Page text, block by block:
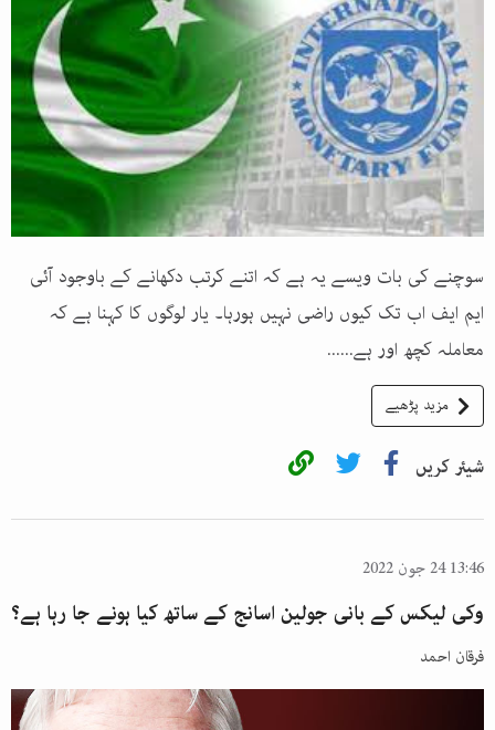
سوچنے کی بات ویسے یہ ہے کہ اتنے کرتب دکھانے کے باوجود آئی
ایم ایف اب تک کیوں راضی نہیں ہورہا۔ یار لوگوں کا کہنا ہے کہ
معاملہ کچھ اور ہے......
مزید پڑھیے
شیئر کریں
13:46 24 جون 2022
وکی لیکس کے بانی جولین اسانج کے ساتھ کیا ہونے جا رہا ہے؟
فرقان احمد